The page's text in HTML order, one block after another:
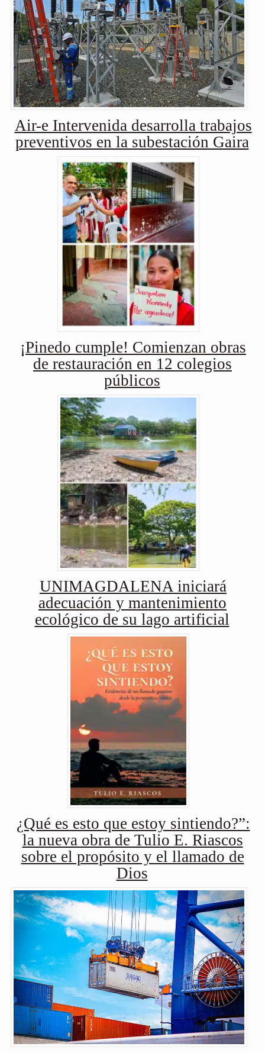
Air-e Intervenida desarrolla trabajos
preventivos en la subestación Gaira
¡Pinedo cumple! Comienzan obras
de restauración en 12 colegios
públicos
UNIMAGDALENA iniciará
adecuación y mantenimiento
ecológico de su lago artificial
¿Qué es esto que estoy sintiendo?”:
la nueva obra de Tulio E. Riascos
sobre el propósito y el llamado de
Dios